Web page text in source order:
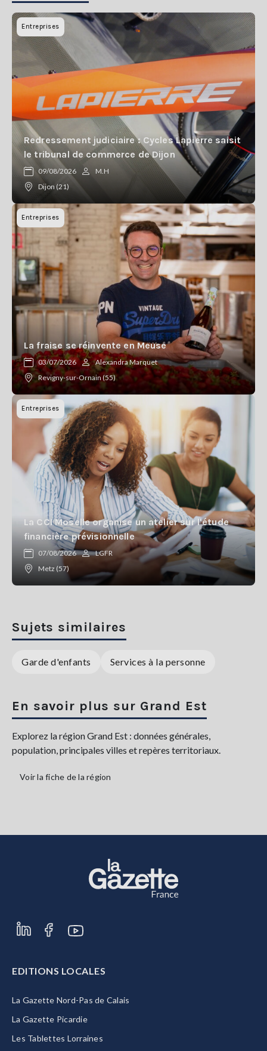
Entreprises
Redressement judiciaire : Cycles Lapierre saisit
le tribunal de commerce de Dijon
09/08/2026
M.H
Dijon (21)
Entreprises
La fraise se réinvente en Meuse
03/07/2026
Alexandra Marquet
Revigny-sur-Ornain (55)
Entreprises
La CCI Moselle organise un atelier sur l'étude
financière prévisionnelle
07/08/2026
LGFR
Metz (57)
Sujets similaires
Garde d'enfants Services à la personne
En savoir plus sur Grand Est
Explorez la région Grand Est : données générales,
population, principales villes et repères territoriaux.
Voir la fiche de la région
EDITIONS LOCALES
La Gazette Nord-Pas de Calais
La Gazette Picardie
Les Tablettes Lorraines